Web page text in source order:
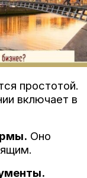
простотой.
включает в
Оно